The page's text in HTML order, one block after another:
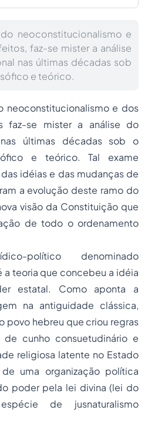
neoconstitucionalismo e
faz-se mister a análise
nas últimas décadas sob
e teórico.
neoconstitucionalismo e dos
faz-se mister a análise do
últimas décadas sob o
e teórico. Tal exame
idéias e das mudanças de
a evolução deste ramo do
visão da Constituição que
de todo o ordenamento
político denominado
a teoria que concebeu a idéia
estatal. Como aponta a
na antiguidade clássica,
povo hebreu que criou regras
cunho consuetudinário e
religiosa latente no Estado
uma organização política
poder pela lei divina (lei do
de jusnaturalismo